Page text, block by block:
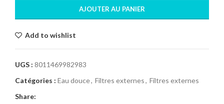
AJOUTER AU PANIER
Add to wishlist
UGS : 8011469982983
Catégories : Eau douce, Filtres externes, Filtres externes
Share: